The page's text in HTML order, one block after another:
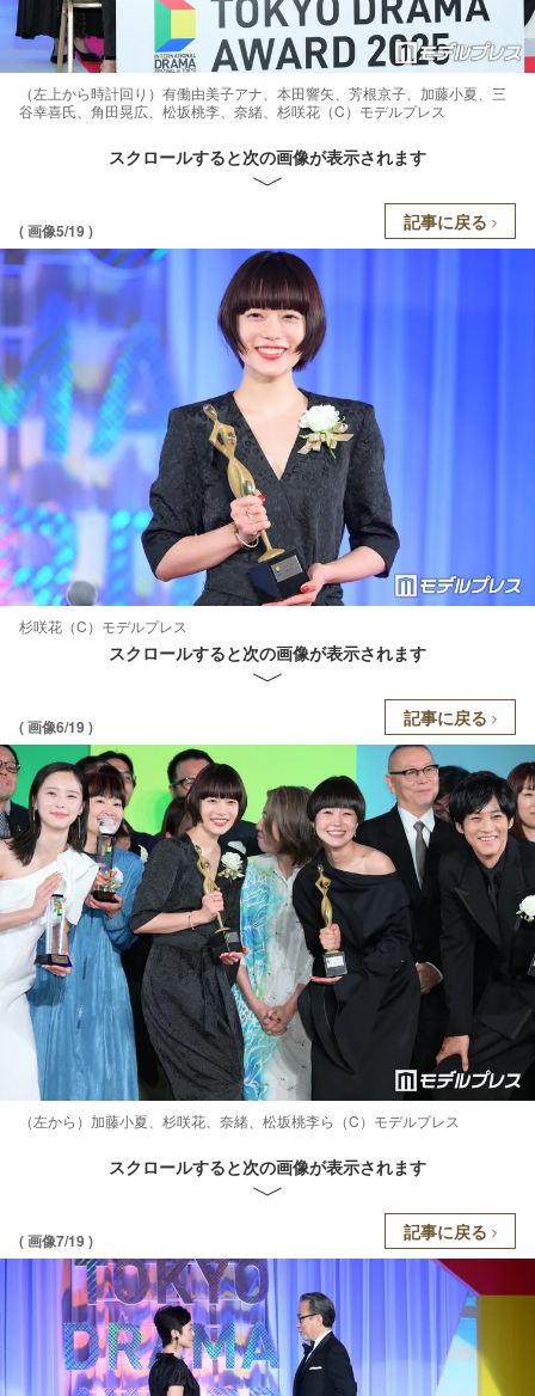
（左上から時計回り）有働由美子アナ、本田響矢、芳根京子、加藤小夏、三
谷幸喜氏、角田晃広、松坂桃李、奈緒、杉咲花（C）モデルプレス
スクロールすると次の画像が表示されます
( 画像5/19 ) 記事に戻る
杉咲花（C）モデルプレス
スクロールすると次の画像が表示されます
( 画像6/19 ) 記事に戻る
（左から）加藤小夏、杉咲花、奈緒、松坂桃李ら（C）モデルプレス
スクロールすると次の画像が表示されます
( 画像7/19 ) 記事に戻る